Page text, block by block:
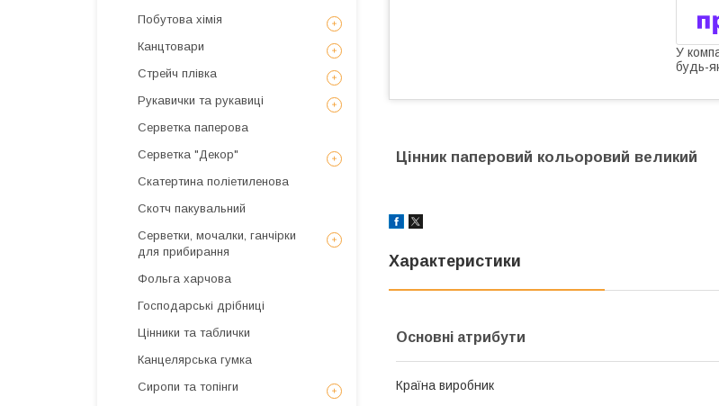
У
будь-
Цінник паперовий кольоровий великий
Характеристики
Основні атрибути
Країна виробник
Побутова хімія
Канцтовари
Стрейч плівка
Рукавички та рукавиці
Серветка паперова
Серветка "Декор"
Скатертина поліетиленова
Скотч пакувальний
Серветки, мочалки, ганчірки
для прибирання
Фольга харчова
Господарські дрібниці
Цінники та таблички
Канцелярська гумка
Сиропи та топінги